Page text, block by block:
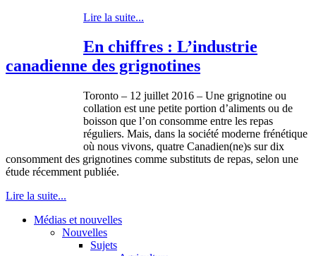
Lire la suite...
En chiffres : L’industrie
canadienne des grignotines
Toronto – 12 juillet 2016 – Une grignotine ou
collation est une petite portion d’aliments ou de
boisson que l’on consomme entre les repas
réguliers. Mais, dans la société moderne frénétique
où nous vivons, quatre Canadien(ne)s sur dix
consomment des grignotines comme substituts de repas, selon une
étude récemment publiée.
Lire la suite...
Médias et nouvelles
Nouvelles
Sujets